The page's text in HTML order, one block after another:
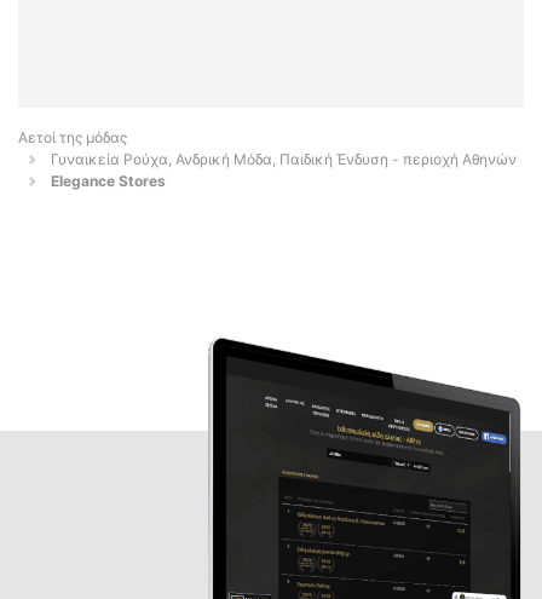
Αετοί της μόδας
Γυναικεία Ρούχα, Ανδρική Μόδα, Παιδική Ένδυση - περιοχή Αθηνών
Elegance Stores